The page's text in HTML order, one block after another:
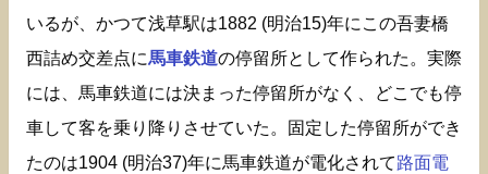
いるが、かつて浅草駅は1882 (明治15)年にこの吾妻橋
西詰め交差点に馬車鉄道の停留所として作られた。実際
には、馬車鉄道には決まった停留所がなく、どこでも停
車して客を乗り降りさせていた。固定した停留所ができ
たのは1904 (明治37)年に馬車鉄道が電化されて路面電